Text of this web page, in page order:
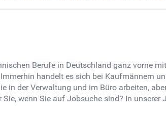
Berufe in Deutschland ganz vorne
handelt es sich bei Kaufmännern
in der Verwaltung und im Büro arbeiten,
wenn Sie auf Jobsuche sind? In unserer